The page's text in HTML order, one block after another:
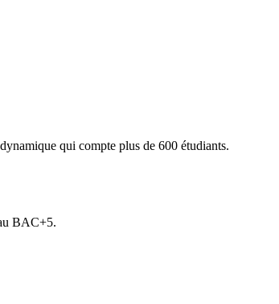
qui compte plus de 600 étudiants.
BAC+5.